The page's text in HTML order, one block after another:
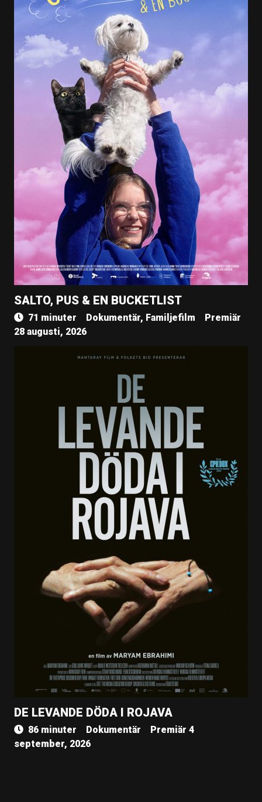
SALTO, PUS & EN BUCKETLIST
71 minuter Dokumentär, Familjefilm
Premiär
28 augusti, 2026
DE LEVANDE DÖDA I ROJAVA
86 minuter Dokumentär
Premiär 4
september, 2026